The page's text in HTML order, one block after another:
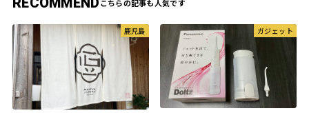
鹿児島 ガジェット